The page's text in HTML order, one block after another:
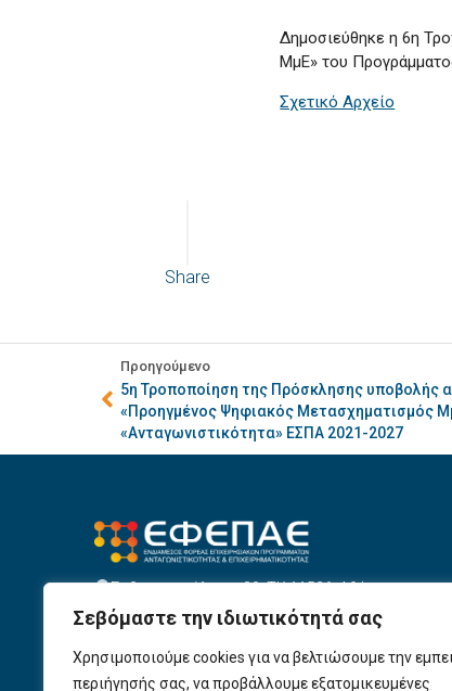
Σεβόμαστε την ιδιωτικότητά σας
Χρησιμοποιούμε cookies για να βελτιώσουμε την
περιήγησής σας, να προβάλλουμε εξατομικευμένες
Share
Δημοσιεύθηκε η 6η
ΜμΕ» του
Σχετικό Αρχείο
Προηγούμενο
5η Τροποποίηση της Πρόσκλησης υποβολής
«Προηγμένος Ψηφιακός Μετασχηματισμός
«Ανταγωνιστικότητα» ΕΣΠΑ 2021-2027
Σεβαστουπόλεως 80, ΤΚ 11526, Αθήνα
info@efepae.gr
anaptyxiakos@efepae.gr
210 6985210
Ωράριο Λειτουργίας:
Δευτέρα – Παρασκευή, 09:00 – 17:00